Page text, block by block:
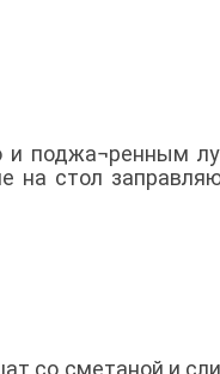
и поджа¬ренным
на стол
со сметаной и